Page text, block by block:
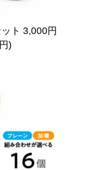
ト 3,000円
)